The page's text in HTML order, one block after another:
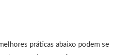
práticas abaixo podem se